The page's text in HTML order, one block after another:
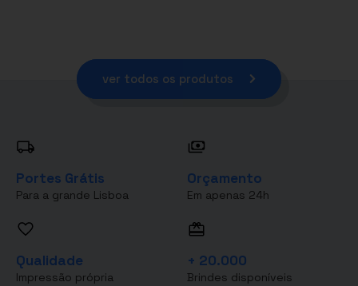
ver todos os produtos
Portes Grátis
Para a grande Lisboa
Orçamento
Em apenas 24h
Qualidade
Impressão própria
+ 20.000
Brindes disponíveis